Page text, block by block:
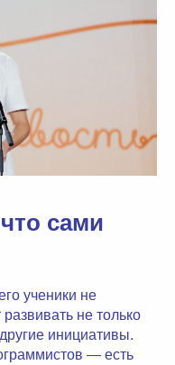
сами
ученики не
не только
инициативы.
— есть